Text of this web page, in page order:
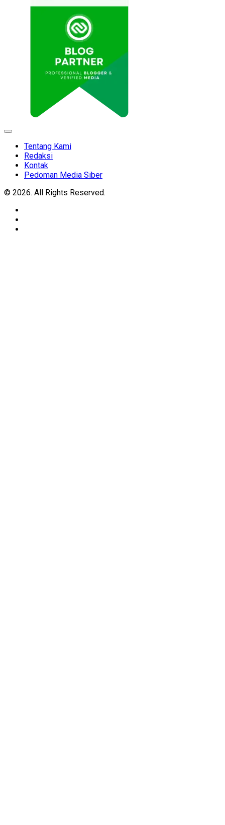
Expand
Tentang Kami
Redaksi
Kontak
Pedoman Media Siber
© 2026. All Rights Reserved.